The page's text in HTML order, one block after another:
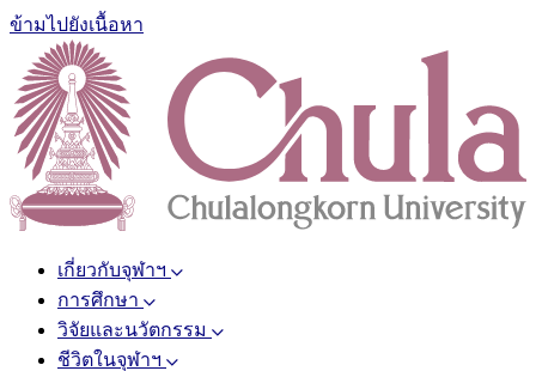
ข้ามไปยังเนื้อหา
เกี่ยวกับจุฬาฯ
การศึกษา
วิจัยและนวัตกรรม
ชีวิตในจุฬาฯ